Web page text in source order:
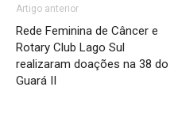
Artigo anterior
Rede Feminina de Câncer e
Rotary Club Lago Sul
realizaram doações na 38 do
Guará II